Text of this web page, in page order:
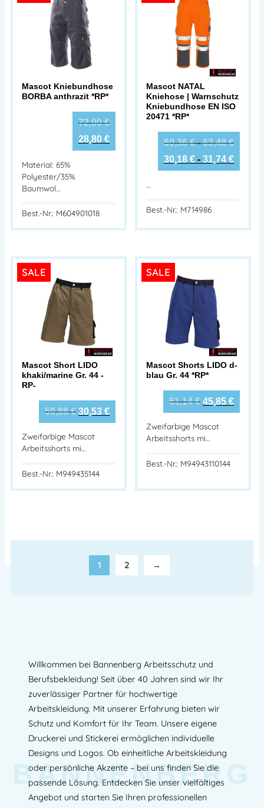
Mascot Kniebundhose
BORBA anthrazit *RP*
72,00€
28,80 €
Material: 65%
Polyester/35%
Baumwol…
Best.-Nr.: M604901018
Mascot NATAL
Kniehose | Warnschutz
Kniebundhose EN ISO
20471 *RP*
60,36€-63,48€
30,18 €- 31,74 €
…
Best.-Nr.: M714986
SALE
Mascot Short LIDO
khaki/marine Gr. 44 -
RP-
50,88€ 30,53 €
Zweifarbige Mascot
Arbeitsshorts mi…
Best.-Nr.: M949435144
SALE
Mascot Shorts LIDO d-
blau Gr. 44 *RP*
61,14€ 45,85 €
Zweifarbige Mascot
Arbeitsshorts mi…
Best.-Nr.: M94943110144
1 2 →
Willkommen bei Bannenberg Arbeitsschutz und
Berufsbekleidung! Seit über 40 Jahren sind wir Ihr
zuverlässiger Partner für hochwertige
Arbeitskleidung. Mit unserer Erfahrung bieten wir
Schutz und Komfort für Ihr Team. Unsere eigene
Druckerei und Stickerei ermöglichen individuelle
Designs und Logos. Ob einheitliche Arbeitskleidung
oder persönliche Akzente – bei uns finden Sie die
passende Lösung. Entdecken Sie unser vielfältiges
Angebot und starten Sie Ihren professionellen
BANNENBERG